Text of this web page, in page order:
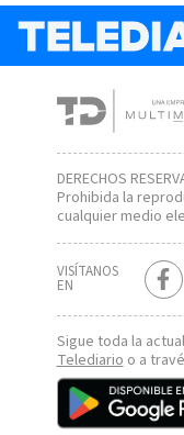
DERECHOS
Prohibida la
cualquier medio
VISÍTANOS
EN
Sigue toda la
Telediario o a